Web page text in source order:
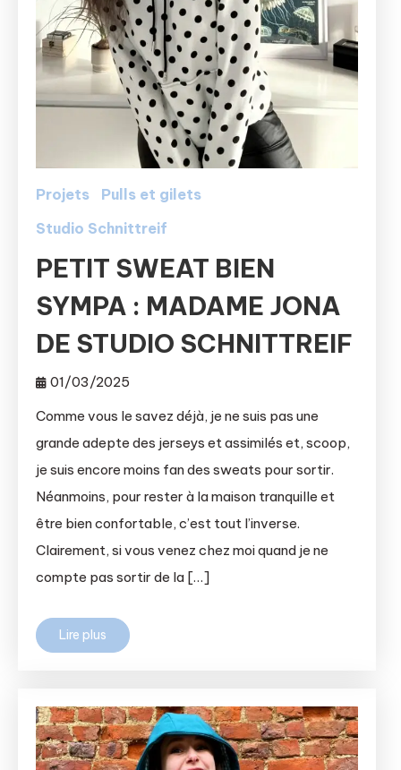
Projets
Pulls et gilets
Studio Schnittreif
PETIT SWEAT BIEN
SYMPA : MADAME JONA
DE STUDIO SCHNITTREIF
01/03/2025
Comme vous le savez déjà, je ne suis pas une
grande adepte des jerseys et assimilés et, scoop,
je suis encore moins fan des sweats pour sortir.
Néanmoins, pour rester à la maison tranquille et
être bien confortable, c’est tout l’inverse.
Clairement, si vous venez chez moi quand je ne
compte pas sortir de la […]
Lire plus